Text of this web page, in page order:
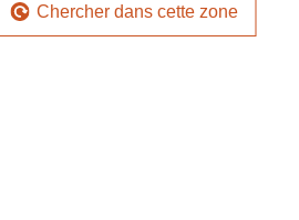
Chercher dans cette zone